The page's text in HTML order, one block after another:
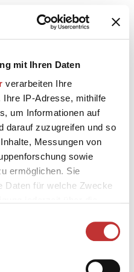
mit Ihren Daten
verarbeiten Ihre
Ihre IP-Adresse, mithilfe
um Informationen auf
darauf zuzugreifen und so
Messungen von
sowie
ermöglichen. Sie
Daten für welche Zwecke